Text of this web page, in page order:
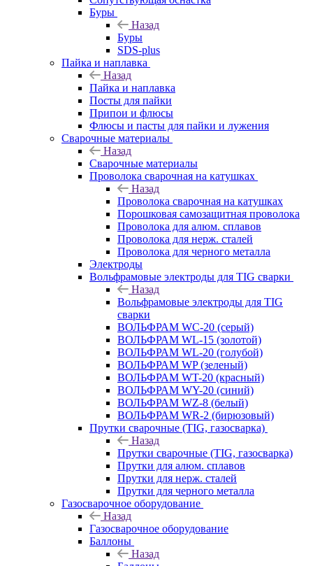
Буры
Назад
Буры
SDS-plus
Пайка и наплавка
Назад
Пайка и наплавка
Посты для пайки
Припои и флюсы
Флюсы и пасты для пайки и лужения
Сварочные материалы
Назад
Сварочные материалы
Проволока сварочная на катушках
Назад
Проволока сварочная на катушках
Порошковая самозащитная проволока
Проволока для алюм. сплавов
Проволока для нерж. сталей
Проволока для черного металла
Электроды
Вольфрамовые электроды для TIG сварки
Назад
Вольфрамовые электроды для TIG
сварки
ВОЛЬФРАМ WC-20 (серый)
ВОЛЬФРАМ WL-15 (золотой)
ВОЛЬФРАМ WL-20 (голубой)
ВОЛЬФРАМ WP (зеленый)
ВОЛЬФРАМ WT-20 (красный)
ВОЛЬФРАМ WY-20 (синий)
ВОЛЬФРАМ WZ-8 (белый)
ВОЛЬФРАМ WR-2 (бирюзовый)
Прутки сварочные (TIG, газосварка)
Назад
Прутки сварочные (TIG, газосварка)
Прутки для алюм. сплавов
Прутки для нерж. сталей
Прутки для черного металла
Газосварочное оборудование
Назад
Газосварочное оборудование
Баллоны
Назад